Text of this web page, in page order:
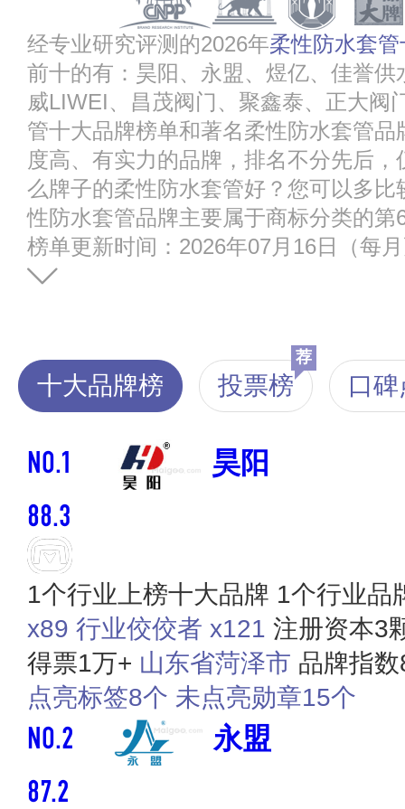
经专业研究评测的2026年柔性防水套
前十的有：昊阳、永盟、煜亿、佳誉
威LIWEI、昌茂阀门、聚鑫泰、正大阀
管十大品牌榜单和著名柔性防水套管
度高、有实力的品牌，排名不分先后
么牌子的柔性防水套管好？您可以多
性防水套管品牌主要属于商标分类的第
榜单更新时间：2026年07月16日（每
十大品牌榜 投票榜
荐
口
NO.1 昊阳
88.3
1个行业上榜十大品牌 1个行业品
x89 行业佼佼者 x121 注册资本3
得票1万+ 山东省菏泽市 品牌指
点亮标签8个 未点亮勋章15个
NO.2 永盟
87.2